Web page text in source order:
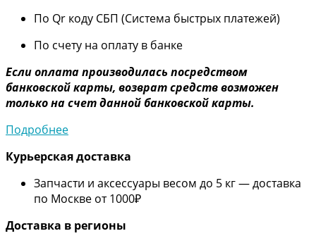
По Qr коду СБП (Система быстрых платежей)
По счету на оплату в банке
Если оплата производилась посредством
банковской карты, возврат средств возможен
только на счет данной банковской карты.
Подробнее
Курьерская доставка
Запчасти и аксессуары весом до 5 кг — доставка
по Москве от 1000₽
Доставка в регионы